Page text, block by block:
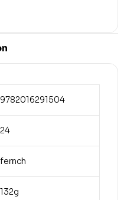
9782016291504
24
fernch
132g